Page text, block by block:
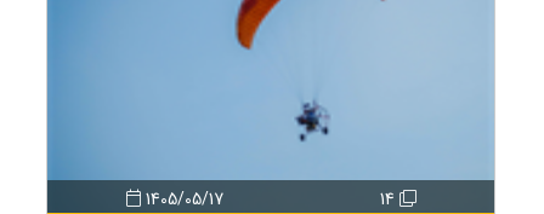
1405/05/17